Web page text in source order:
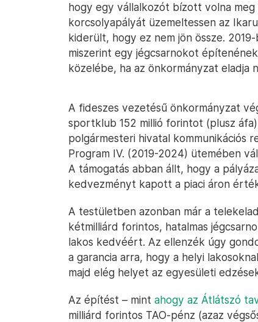
hogy egy vállalkozót bízott volna
korcsolyapályát üzemeltessen az
kiderült, hogy ez nem jön össze.
miszerint egy jégcsarnokot
közelébe, ha az önkormányzat eladja
A fideszes vezetésű önkormányzat
sportklub 152 millió forintot (plusz
polgármesteri hivatal kommunikációs
Program IV. (2019-2024) ütemében
A támogatás abban állt, hogy a
kedvezményt kapott a piaci áron
A testületben azonban már a
kétmilliárd forintos, hatalmas
lakos kedvéért. Az ellenzék úgy
a garancia arra, hogy a helyi
majd elég helyet az egyesületi
Az építést – mint ahogy az Átlátszó
milliárd forintos TAO-pénz (azaz